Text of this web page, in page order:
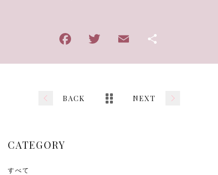
BACK NEXT
CATEGORY
すべて